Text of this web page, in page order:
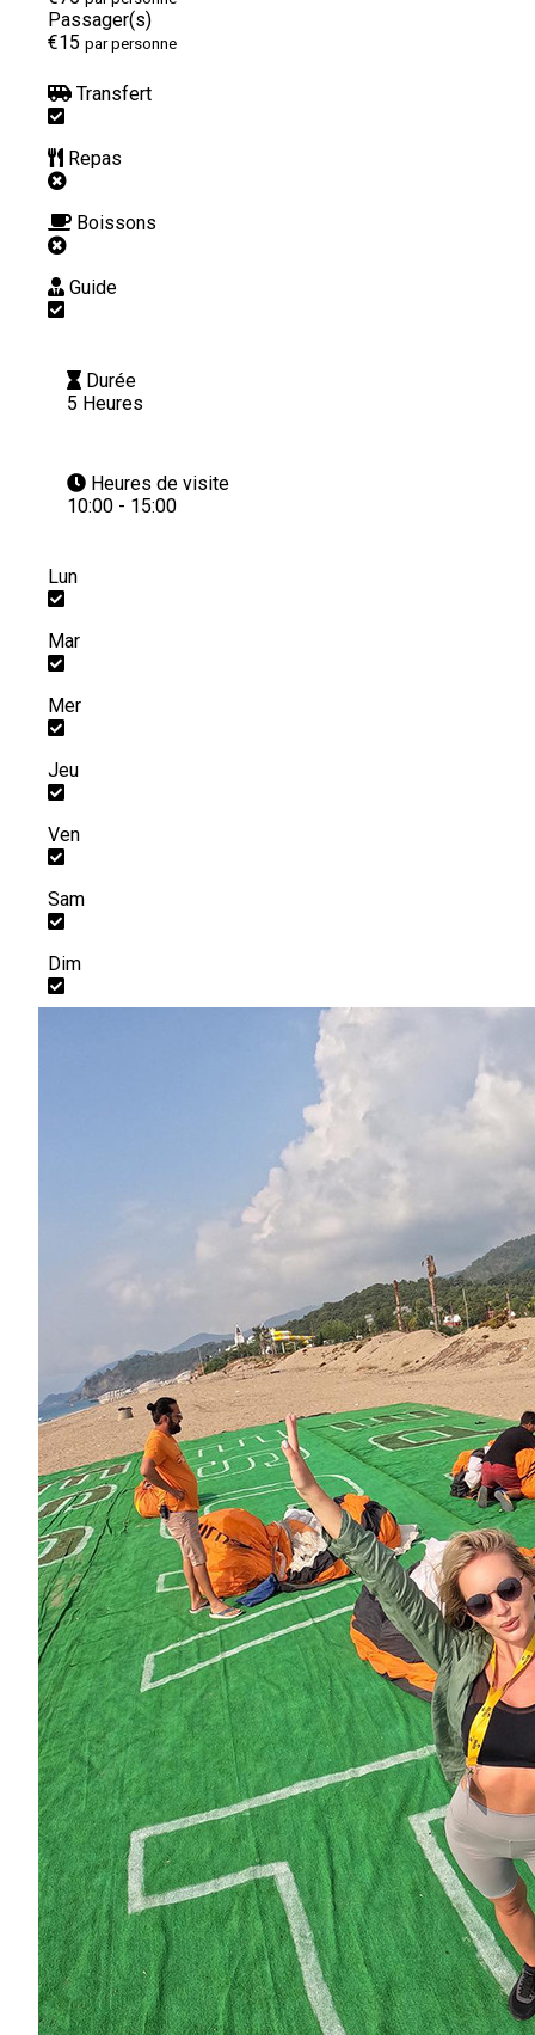
Passager(s)
€15 par personne
Transfert
Repas
Boissons
Guide
Durée
5 Heures
Heures de visite
10:00 - 15:00
Lun
Mar
Mer
Jeu
Ven
Sam
Dim